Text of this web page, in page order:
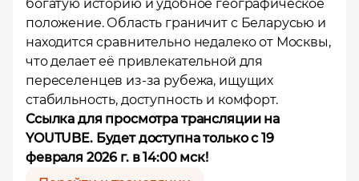
богатую историю и удобное географическое
положение. Область граничит с Беларусью и
находится сравнительно недалеко от Москвы,
что делает её привлекательной для
переселенцев из-за рубежа, ищущих
стабильность, доступность и комфорт.
Ссылка для просмотра трансляции на
YOUTUBE. Будет доступна только с 19
февраля 2026 г. в 14:00 мск!